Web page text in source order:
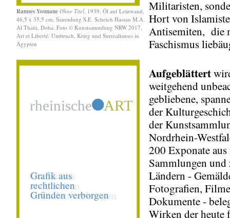
Ramses Younane Ohne Titel , 1939, Öl auf Leinwand,
46,5 x 35,5 cm, Sammlung S.E. Scheich Hassan M.A.
Al Thani, Doha. Foto © Kunstsammlung NRW 2017,
Art et Liberté: Umbruch, Krieg und Surrealismus in
Ägypten
Militaristen,
Hort von
Antisemiten, die
Faschismus
Aufgeblättert
weitgehend
gebliebene,
der
der
Nordrhein-
200 Exponate
Sammlungen
Ländern -
Fotografien,
Dokumente -
Wirken der heute